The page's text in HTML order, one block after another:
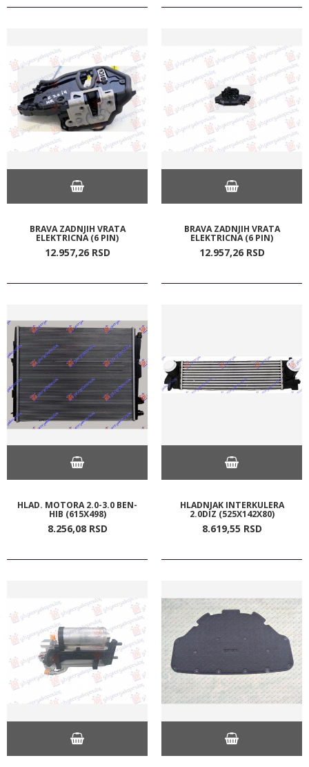
BRAVA ZADNJIH VRATA
ELEKTRICNA (6 PIN)
12.957,26 RSD
BRAVA ZADNJIH VRATA
ELEKTRICNA (6 PIN)
12.957,26 RSD
HLAD. MOTORA 2.0-3.0 BEN-
HIB (615X498)
8.256,08 RSD
HLADNJAK INTERKULERA
2.0DIZ (525X142X80)
8.619,55 RSD